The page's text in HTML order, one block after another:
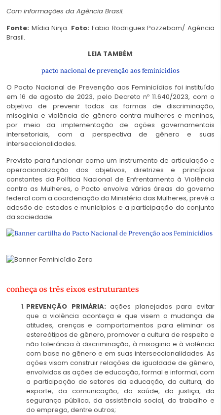
Com informações da Agência Brasil.
Fonte: Mídia Ninja. Foto: Fabio Rodrigues Pozzebom/ Agência
Brasil.
LEIA TAMBÉM:
pacto nacional de prevenção aos feminicídios
O Pacto Nacional de Prevenção aos Feminicídios foi instituído
em 16 de agosto de 2023, pelo Decreto nº 11.640/2023, com o
objetivo de prevenir todas as formas de discriminação,
misoginia e violência de gênero contra mulheres e meninas,
por meio da implementação de ações governamentais
intersetoriais, com a perspectiva de gênero e suas
interseccionalidades.
Previsto para funcionar como um instrumento de articulação e
operacionalização dos objetivos, diretrizes e princípios
constantes da Política Nacional de Enfrentamento à Violência
contra as Mulheres, o Pacto envolve várias áreas do governo
federal com a coordenação do Ministério das Mulheres, prevê a
adesão de estados e municípios e a participação do conjunto
da sociedade.
conheça os três eixos estruturantes
PREVENÇÃO PRIMÁRIA:ações planejadas para evitar
que a violência aconteça e que visem a mudança de
atitudes, crenças e comportamentos para eliminar os
estereótipos de gênero, promover a cultura de respeito e
não tolerância à discriminação, à misoginia e à violência
com base no gênero e em suas interseccionalidades. As
ações visam construir relações de igualdade de gênero,
envolvidas as ações de educação, formal e informal, com
a participação de setores da educação, da cultura, do
esporte, da comunicação, da saúde, da justiça, da
segurança pública, da assistência social, do trabalho e
do emprego, dentre outros;